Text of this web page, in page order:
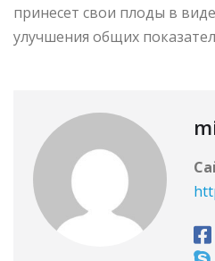
принесет свои плоды в
улучшения общих